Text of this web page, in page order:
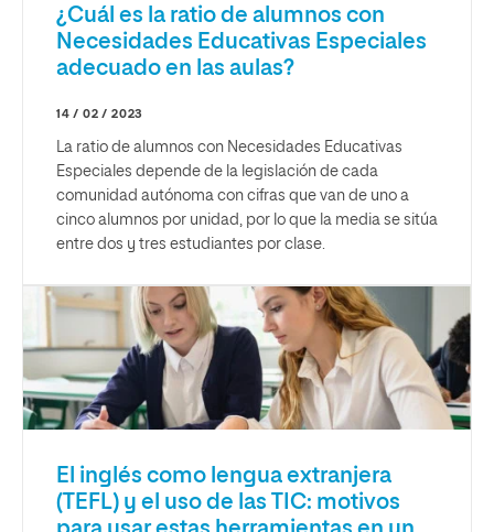
¿Cuál es la ratio de alumnos con
Necesidades Educativas Especiales
adecuado en las aulas?
14 / 02 / 2023
La ratio de alumnos con Necesidades Educativas
Especiales depende de la legislación de cada
comunidad autónoma con cifras que van de uno a
cinco alumnos por unidad, por lo que la media se sitúa
entre dos y tres estudiantes por clase.
El inglés como lengua extranjera
(TEFL) y el uso de las TIC: motivos